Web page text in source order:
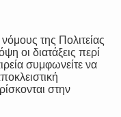
της Πολιτείας
οι διατάξεις περί
συμφωνείτε να
στην